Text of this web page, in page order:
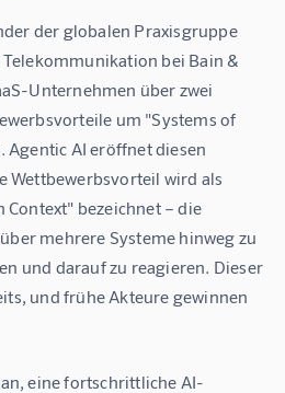
der globalen Praxisgruppe
bei Bain &
Unternehmen über zwei
um "Systems of
Agentic AI eröffnet diesen
Wettbewerbsvorteil wird als
bezeichnet – die
mehrere Systeme hinweg zu
und darauf zu reagieren. Dieser
und frühe Akteure gewinnen
eine fortschrittliche AI-